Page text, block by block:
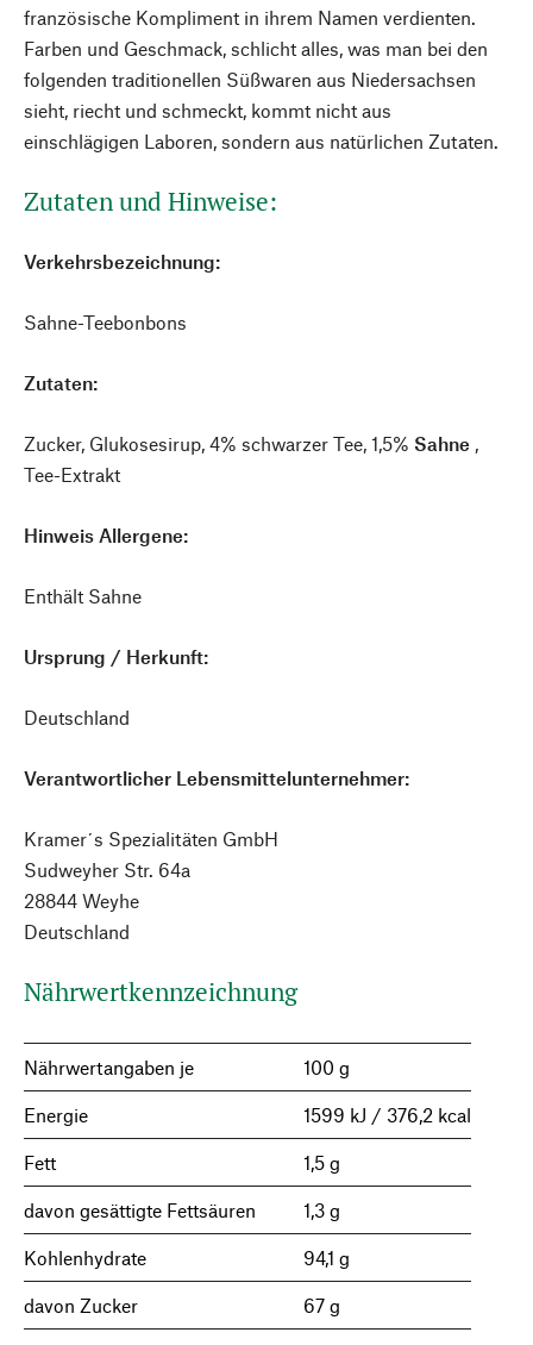
französische Kompliment in ihrem Namen verdienten.
Farben und Geschmack, schlicht alles, was man bei den
folgenden traditionellen Süßwaren aus Niedersachsen
sieht, riecht und schmeckt, kommt nicht aus
einschlägigen Laboren, sondern aus natürlichen Zutaten.
Zutaten und Hinweise:
Verkehrsbezeichnung:
Sahne-Teebonbons
Zutaten:
Zucker, Glukosesirup, 4% schwarzer Tee, 1,5% Sahne ,
Tee-Extrakt
Hinweis Allergene:
Enthält Sahne
Ursprung / Herkunft:
Deutschland
Verantwortlicher Lebensmittelunternehmer:
Kramer´s Spezialitäten GmbH
Sudweyher Str. 64a
28844 Weyhe
Deutschland
Nährwertkennzeichnung
Nährwertangaben je 100 g
Energie 1599 kJ / 376,2 kcal
Fett 1,5 g
davon gesättigte Fettsäuren 1,3 g
Kohlenhydrate 94,1 g
davon Zucker 67 g